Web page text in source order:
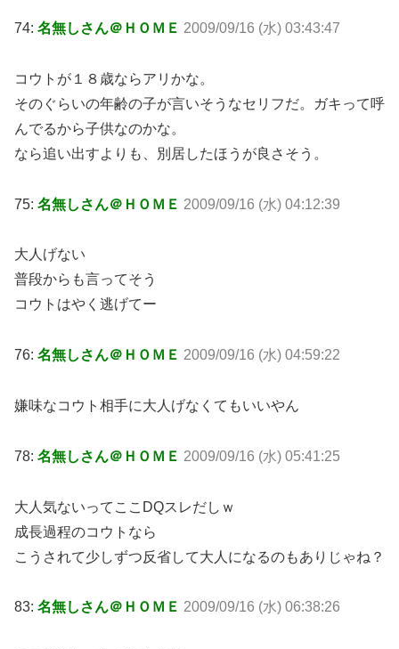
74: 名無しさん＠ＨＯＭＥ 2009/09/16 (水) 03:43:47
コウトが１８歳ならアリかな。
そのぐらいの年齢の子が言いそうなセリフだ。ガキって呼
んでるから子供なのかな。
なら追い出すよりも、別居したほうが良さそう。
75: 名無しさん＠ＨＯＭＥ 2009/09/16 (水) 04:12:39
大人げない
普段からも言ってそう
コウトはやく逃げてー
76: 名無しさん＠ＨＯＭＥ 2009/09/16 (水) 04:59:22
嫌味なコウト相手に大人げなくてもいいやん
78: 名無しさん＠ＨＯＭＥ 2009/09/16 (水) 05:41:25
大人気ないってここDQスレだしｗ
成長過程のコウトなら
こうされて少しずつ反省して大人になるのもありじゃね？
83: 名無しさん＠ＨＯＭＥ 2009/09/16 (水) 06:38:26